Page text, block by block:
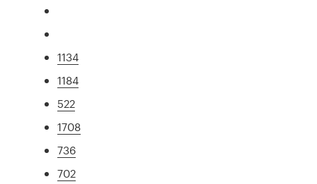
1134
1184
522
1708
736
702